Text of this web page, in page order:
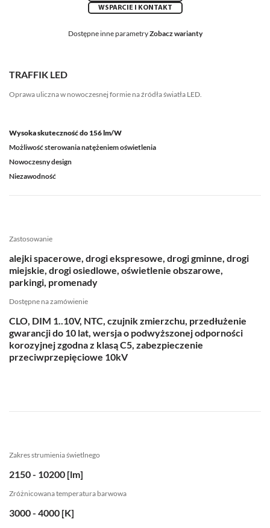
WSPARCIE I KONTAKT
Dostępne inne parametryZobacz warianty
TRAFFIK LED
Oprawa uliczna w nowoczesnej formie na źródła światła LED.
Wysoka skuteczność do 156 lm/W
Możliwość sterowania natężeniem oświetlenia
Nowoczesny design
Niezawodność
Zastosowanie
alejki spacerowe, drogi ekspresowe, drogi gminne, drogi
miejskie, drogi osiedlowe, oświetlenie obszarowe,
parkingi, promenady
Dostępne na zamówienie
CLO, DIM 1..10V, NTC, czujnik zmierzchu, przedłużenie
gwarancji do 10 lat, wersja o podwyższonej odporności
korozyjnej zgodna z klasą C5, zabezpieczenie
przeciwprzepięciowe 10kV
Zakres strumienia świetlnego
2150 - 10200 [lm]
Zróżnicowana temperatura barwowa
3000 - 4000 [K]